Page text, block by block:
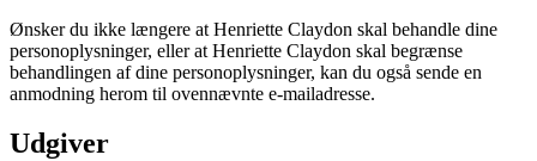
Ønsker du ikke længere at Henriette Claydon skal behandle dine
personoplysninger, eller at Henriette Claydon skal begrænse
behandlingen af dine personoplysninger, kan du også sende en
anmodning herom til ovennævnte e-mailadresse.
Udgiver